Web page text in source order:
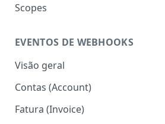
Scopes
EVENTOS DE WEBHOOKS
Visão geral
Contas (Account)
Fatura (Invoice)